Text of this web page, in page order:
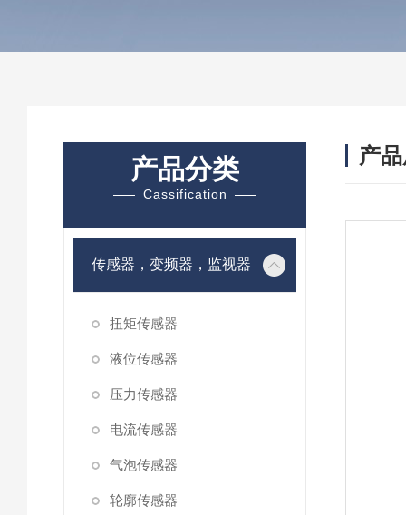
产品分类
Cassification
传感器，变频器，监视器
扭矩传感器
液位传感器
压力传感器
电流传感器
气泡传感器
轮廓传感器
产